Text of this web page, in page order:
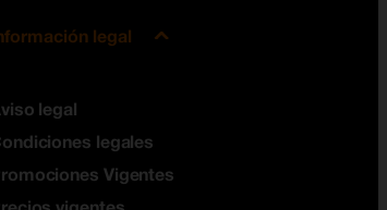
legal
legal
legales
Vigentes